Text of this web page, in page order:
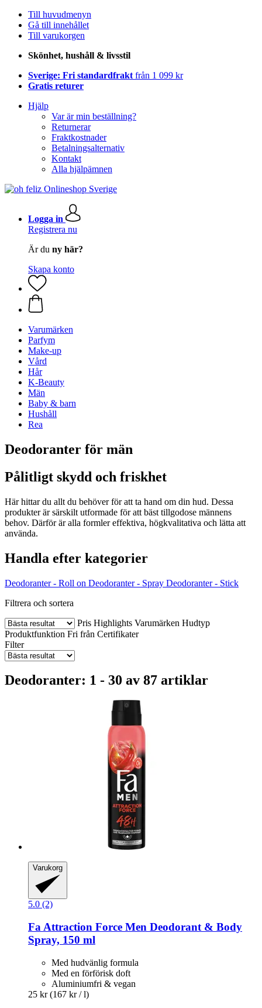
Till huvudmenyn
Gå till innehållet
Till varukorgen
Skönhet, hushåll & livsstil
Sverige: Fri standardfrakt från 1 099 kr
Gratis returer
Hjälp
Var är min beställning?
Returnerar
Fraktkostnader
Betalningsalternativ
Kontakt
Alla hjälpämnen
Logga in
Registrera nu
Är du ny här?
Skapa konto
Varumärken
Parfym
Make-up
Vård
Hår
K-Beauty
Män
Baby & barn
Hushåll
Rea
Deodoranter för män
Pålitligt skydd och friskhet
Här hittar du allt du behöver för att ta hand om din hud. Dessa
produkter är särskilt utformade för att bäst tillgodose männens
behov. Därför är alla formler effektiva, högkvalitativa och lätta att
använda.
Handla efter kategorier
Deodoranter - Roll on Deodoranter - Spray Deodoranter - Stick
Filtrera och sortera
Pris Highlights Varumärken Hudtyp
Produktfunktion Fri från Certifikater
Filter
Deodoranter: 1 - 30 av 87 artiklar
Varukorg
5.0 (2)
Fa Attraction Force Men Deodorant & Body
Spray, 150 ml
Med hudvänlig formula
Med en förförisk doft
Aluminiumfri & vegan
25 kr (167 kr / l)